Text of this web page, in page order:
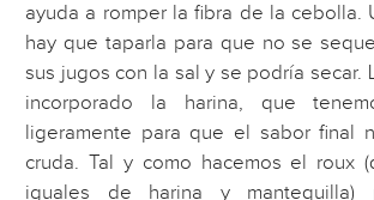
ayuda a romper la fibra de la cebolla.
hay que taparla para que no se
sus jugos con la sal y se podría secar.
incorporado la harina, que
ligeramente para que el sabor final
cruda. Tal y como hacemos el roux
iguales de harina y mantequilla)